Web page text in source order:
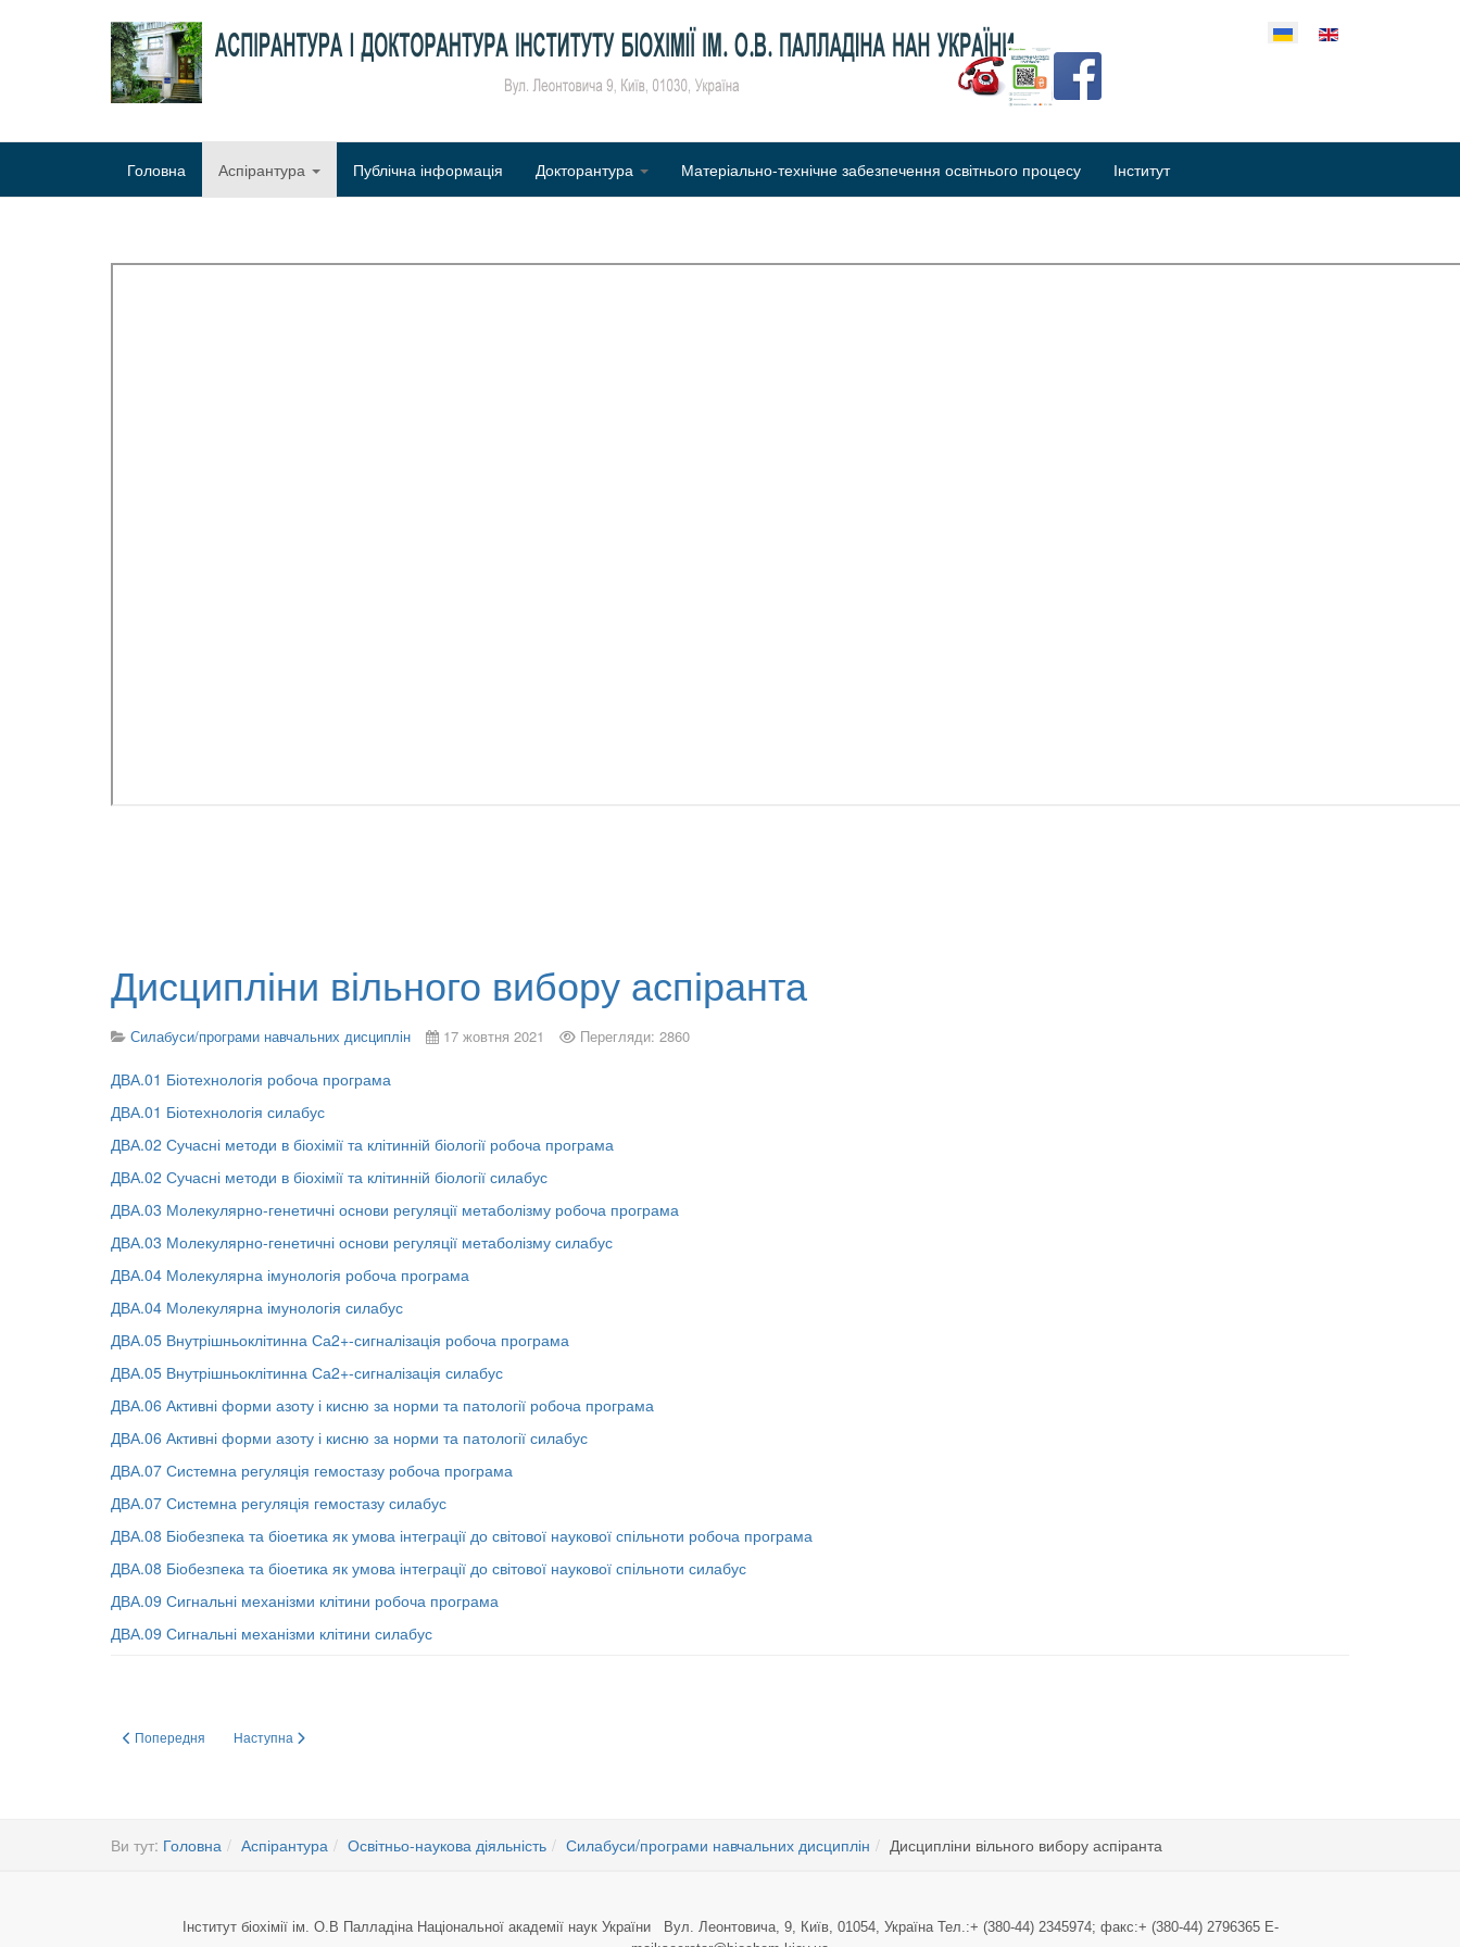
Оберіть свою мову
Головна Аспірантура Публічна інформація Докторантура Матеріально-технічне забезпечення освітнього процесу Інститут
Дисципліни вільного вибору аспіранта
Силабуси/програми навчальних дисциплін 17 жовтня 2021 Перегляди: 2860
ДВА.01 Біотехнологія робоча програма
ДВА.01 Біотехнологія силабус
ДВА.02 Сучасні методи в біохімії та клітинній біології робоча програма
ДВА.02 Сучасні методи в біохімії та клітинній біології силабус
ДВА.03 Молекулярно-генетичні основи регуляції метаболізму робоча програма
ДВА.03 Молекулярно-генетичні основи регуляції метаболізму силабус
ДВА.04 Молекулярна імунологія робоча програма
ДВА.04 Молекулярна імунологія силабус
ДВА.05 Внутрішньоклітинна Са2+-сигналізація робоча програма
ДВА.05 Внутрішньоклітинна Са2+-сигналізація силабус
ДВА.06 Активні форми азоту і кисню за норми та патології робоча програма
ДВА.06 Активні форми азоту і кисню за норми та патології силабус
ДВА.07 Системна регуляція гемостазу робоча програма
ДВА.07 Системна регуляція гемостазу силабус
ДВА.08 Біобезпека та біоетика як умова інтеграції до світової наукової спільноти робоча програма
ДВА.08 Біобезпека та біоетика як умова інтеграції до світової наукової спільноти силабус
ДВА.09 Сигнальні механізми клітини робоча програма
ДВА.09 Сигнальні механізми клітини силабус
Попередня стаття: Силабуси/програми навчальних дисциплін ОНП «Біологія» 2023
Попередня Наступна стаття: Дисципліни вибору Інституту
Наступна
Ви тут: Головна Аспірантура Освітньо-наукова діяльність Силабуси/програми навчальних дисциплін Дисципліни вільного вибору аспіранта
Інститут біохімії ім. О.В Палладіна Національної академії наук України Вул. Леонтовича, 9, Київ, 01054, Україна Тел.:+ (380-44) 2345974; факс:+ (380-44) 2796365 E-